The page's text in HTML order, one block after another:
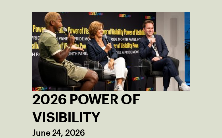
2026 POWER OF
VISIBILITY
June 24, 2026